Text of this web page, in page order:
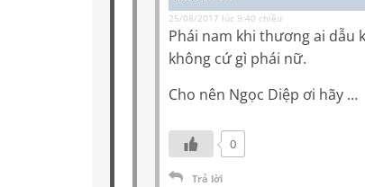
25/08/2017 lúc 9:40 chiều
Phái nam khi thương ai
không cứ gì phái nữ.
Cho nên Ngọc Diệp ơi hãy …
0
Trả lời